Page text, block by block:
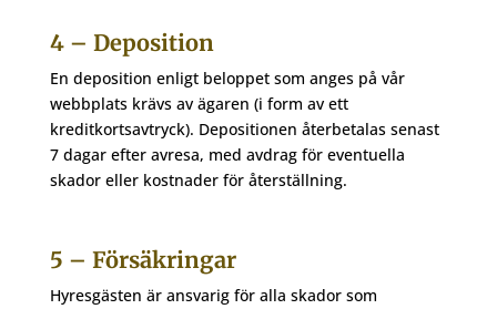
4 – Deposition
En deposition enligt beloppet som anges på vår
webbplats krävs av ägaren (i form av ett
kreditkortsavtryck). Depositionen återbetalas senast
7 dagar efter avresa, med avdrag för eventuella
skador eller kostnader för återställning.
5 – Försäkringar
Hyresgästen är ansvarig för alla skador som